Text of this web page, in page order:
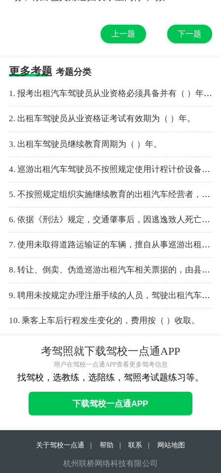
上一题 下一题
更多考题 考题分类
1. 报考出租汽车驾驶员从业资格必须具备并有（ ）年以上驾龄。
2. 出租车驾驶员从业资格证考试有效期为（ ）年。
3. 出租车驾驶员继续教育周期为（ ）年。
4. 巡游出租汽车驾驶员不按照规定使用计程计价设备、违规收费，由县级以上出租汽车行政主管部门责令改正，并处（ ）以上（ ）以下的罚款。
5. 不按照规定组织实施继续教育的出租汽车经营者，由县级以上出租汽车行政主管部门责令改正，并处（ ）以上（ ）以下的罚款。
6. 依据《刑法》规定，交通肇事后，因逃逸致人死亡的（ ）。
7. 使用未取得道路运输证的车辆，擅自从事巡游出租汽车经营活动的，由县级以上地方人民政府出租汽车行政主管部门责令改正，并处以（ ）以上（ ）以下罚款。
8. 转让、倒卖、伪造巡游出租汽车相关票据的，由县级以上地方人民政府出租汽车行政主管部门 责令改正，并处以（ ）以上（ ）以下罚款。
9. 聘用未按规定办理注册手续的人员，驾驶出租汽车从事经营活动的出租汽车经营者，由县级以上出租汽车行政主管部门责令改正，并处（ ）以上（ ）以下的罚款。
10. 乘客上车后行程发生变化的，费用按（ ）收取。
考驾照就下载驾校一点通APP
用户在驾校一点通APP查看更多驾考信息
找驾校，选教练，选陪练，驾照考试题练习等。
下载驾校一点通APP
关于驾校一点通 | 帮助 | 联系 | 网站地图
杭州联桥网络科技有限公司